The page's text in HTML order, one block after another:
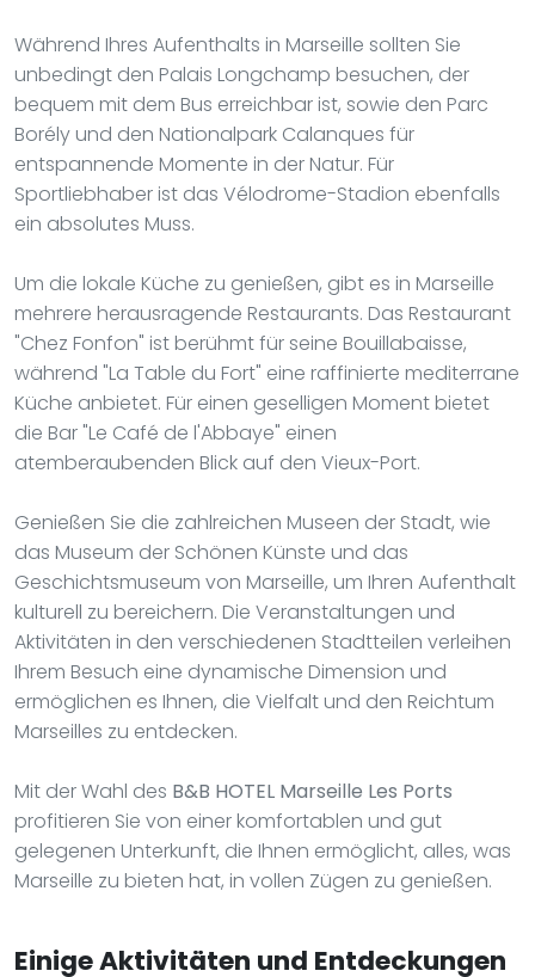
Während Ihres Aufenthalts in Marseille sollten Sie
unbedingt den Palais Longchamp besuchen, der
bequem mit dem Bus erreichbar ist, sowie den Parc
Borély und den Nationalpark Calanques für
entspannende Momente in der Natur. Für
Sportliebhaber ist das Vélodrome-Stadion ebenfalls
ein absolutes Muss.
Um die lokale Küche zu genießen, gibt es in Marseille
mehrere herausragende Restaurants. Das Restaurant
"Chez Fonfon" ist berühmt für seine Bouillabaisse,
während "La Table du Fort" eine raffinierte mediterrane
Küche anbietet. Für einen geselligen Moment bietet
die Bar "Le Café de l'Abbaye" einen
atemberaubenden Blick auf den Vieux-Port.
Genießen Sie die zahlreichen Museen der Stadt, wie
das Museum der Schönen Künste und das
Geschichtsmuseum von Marseille, um Ihren Aufenthalt
kulturell zu bereichern. Die Veranstaltungen und
Aktivitäten in den verschiedenen Stadtteilen verleihen
Ihrem Besuch eine dynamische Dimension und
ermöglichen es Ihnen, die Vielfalt und den Reichtum
Marseilles zu entdecken.
Mit der Wahl des B&B HOTEL Marseille Les Ports
profitieren Sie von einer komfortablen und gut
gelegenen Unterkunft, die Ihnen ermöglicht, alles, was
Marseille zu bieten hat, in vollen Zügen zu genießen.
Einige Aktivitäten und Entdeckungen